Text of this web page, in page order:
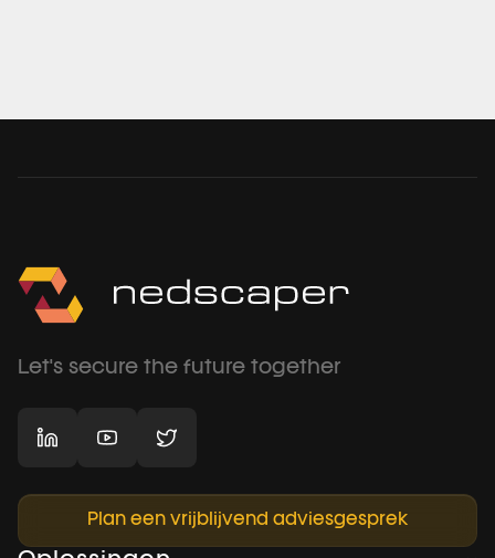
Let's secure the future together
Plan een vrijblijvend adviesgesprek